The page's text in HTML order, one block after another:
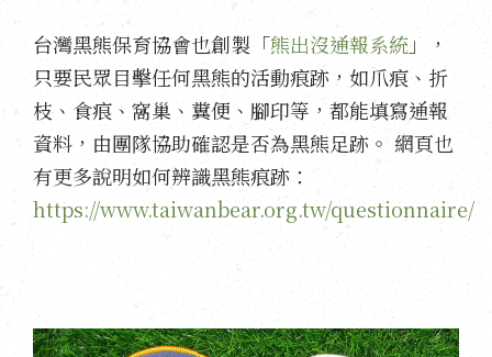
台灣黑熊保育協會也創製「熊出沒通報系統」，
只要民眾目擊任何黑熊的活動痕跡，如爪痕、折
枝、食痕、窩巢、糞便、腳印等，都能填寫通報
資料，由團隊協助確認是否為黑熊足跡。 網頁也
有更多說明如何辨識黑熊痕跡：
https://www.taiwanbear.org.tw/questionnaire/